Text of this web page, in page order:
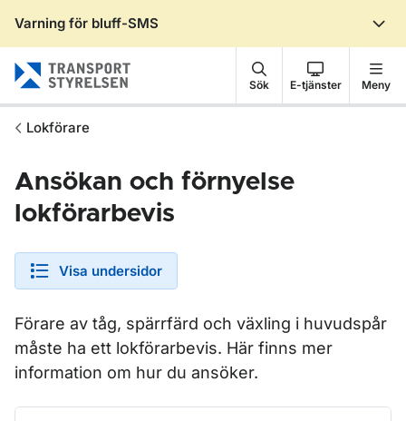
Varning för bluff-SMS
Sök E-tjänster Meny
Lokförare
Ansökan och förnyelse
lokförarbevis
Visa undersidor
Förare av tåg, spärrfärd och växling i huvudspår
måste ha ett lokförarbevis. Här finns mer
information om hur du ansöker.